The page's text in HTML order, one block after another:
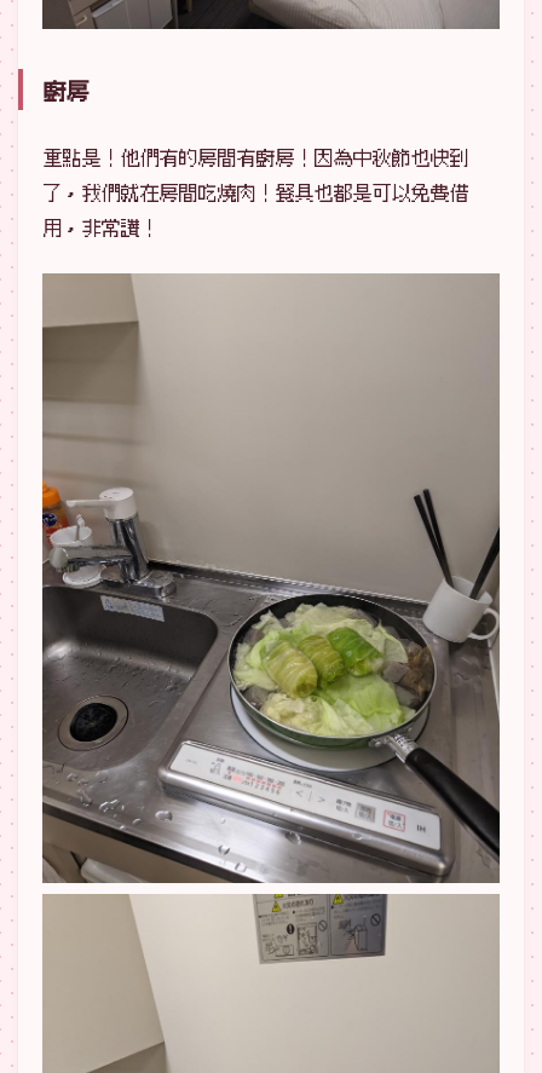
廚房
重點是！他們有的房間有廚房！因為中秋節也快到
了，我們就在房間吃燒肉！餐具也都是可以免費借
用，非常讚！